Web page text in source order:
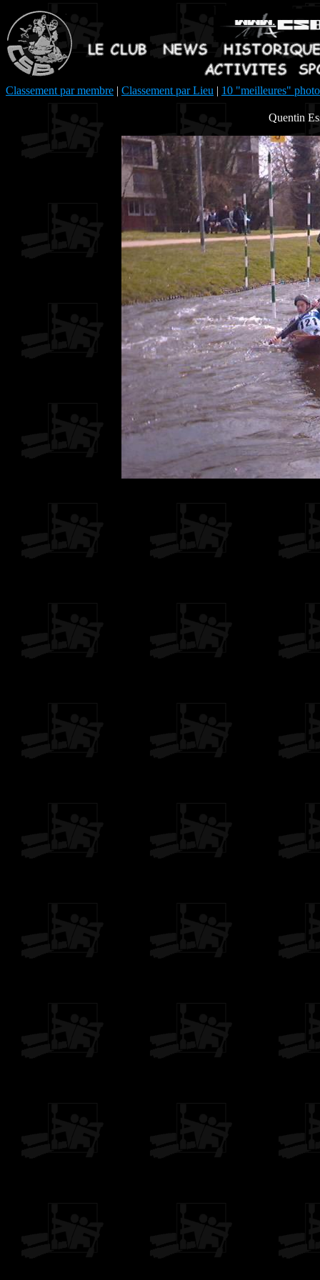
Classement par membre | Classement par Lieu | 10 "meilleures"
Quentin